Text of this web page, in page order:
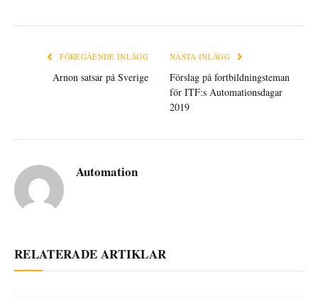
FÖREGÅENDE INLÄGG
Arnon satsar på Sverige
NÄSTA INLÄGG
Förslag på fortbildningsteman
för ITF:s Automationsdagar
2019
Automation
RELATERADE ARTIKLAR